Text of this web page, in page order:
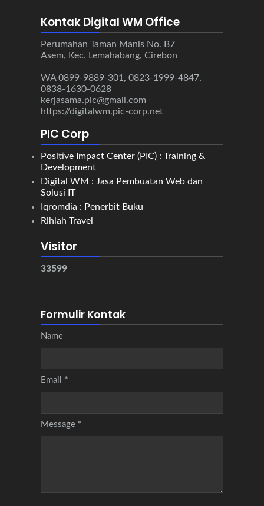
Kontak Digital WM Office
Perumahan Taman Manis No. B7
Asem, Kec. Lemahabang, Cirebon
WA 0899-9889-301, 0823-1999-4847,
0838-1630-0628
kerjasama.pic@gmail.com
https://digitalwm.pic-corp.net
PIC Corp
Positive Impact Center (PIC) : Training &
Development
Digital WM : Jasa Pembuatan Web dan
Solusi IT
Iqromdia : Penerbit Buku
Rihlah Travel
Visitor
33599
Formulir Kontak
Name
Email *
Message *